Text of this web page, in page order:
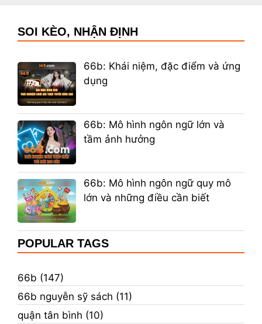
SOI KÈO, NHẬN ĐỊNH
66b: Khái niệm, đặc điểm và ứng
dụng
66b: Mô hình ngôn ngữ lớn và
tầm ảnh hưởng
66b: Mô hình ngôn ngữ quy mô
lớn và những điều cần biết
POPULAR TAGS
66b (147)
66b nguyễn sỹ sách (11)
quận tân bình (10)